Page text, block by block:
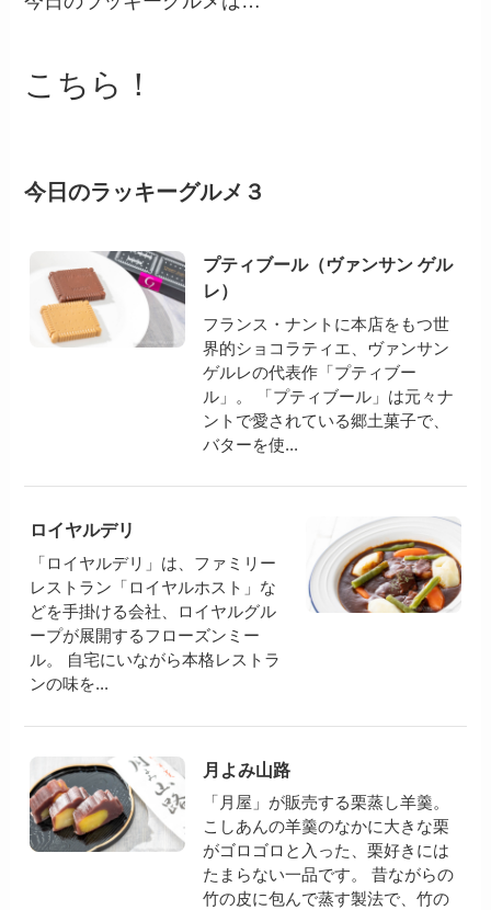
こちら！
今日のラッキーグルメ３
プティブール（ヴァンサン ゲル
レ）
フランス・ナントに本店をもつ世
界的ショコラティエ、ヴァンサン
ゲルレの代表作「プティブー
ル」。 「プティブール」は元々ナ
ントで愛されている郷土菓子で、
バターを使...
ロイヤルデリ
「ロイヤルデリ」は、ファミリー
レストラン「ロイヤルホスト」な
どを手掛ける会社、ロイヤルグル
ープが展開するフローズンミー
ル。 自宅にいながら本格レストラ
ンの味を...
月よみ山路
「月屋」が販売する栗蒸し羊羹。
こしあんの羊羹のなかに大きな栗
がゴロゴロと入った、栗好きには
たまらない一品です。 昔ながらの
竹の皮に包んで蒸す製法で、竹の